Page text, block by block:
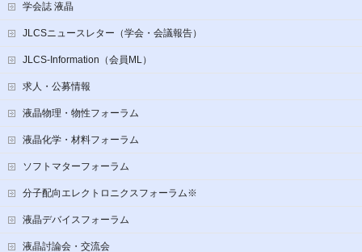
学会誌 液晶
JLCSニュースレター（学会・会議報告）
JLCS-Information（会員ML）
求人・公募情報
液晶物理・物性フォーラム
液晶化学・材料フォーラム
ソフトマターフォーラム
分子配向エレクトロニクスフォーラム※
液晶デバイスフォーラム
液晶討論会・交流会